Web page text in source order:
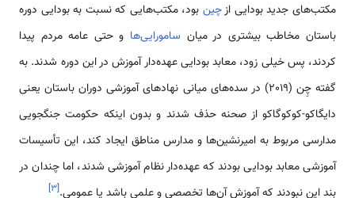
مکتب‌های جدید بودایی ازچین بود، مکتب‌هایی که نسبت به بودایی دوره
باستان مخاطب بیشتری در میان سامورایی‌ها و حتی عامه مردم پیدا
کردند، پس خیلی زود، معابد بودایی عهده‌دار آموزش در این دوره شدند. به
گفته چِن (2019) در سده‌های میانی نهادهای آموزشی دوران باستان یعنی
دایگاکو-کوکوگاکو از صحنه حذف شدند و بدون اینکه حکومت جنگجویی
مدارسی مربوط به امیرنشین‌ها و مدارس مناطق ایجاد کند، این تأسیسات
آموزشی معابد بودایی بودند که عهده‌دار نظام آموزشی شدند، اما چندان در
بند این نبودند که آموزش آن‌ها تخصصی و علمی باشد یا عمومی.[۳]